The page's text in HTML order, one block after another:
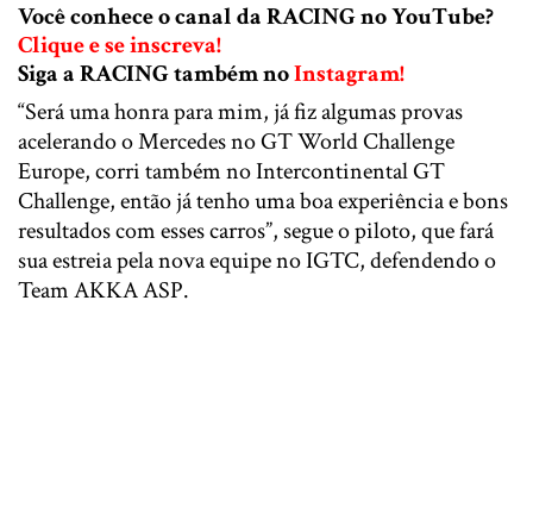
Você conhece o canal da RACING no YouTube?
Clique e se inscreva!
Siga a RACING também noInstagram!
“Será uma honra para mim, já fiz algumas provas
acelerando o Mercedes no GT World Challenge
Europe, corri também no Intercontinental GT
Challenge, então já tenho uma boa experiência e bons
resultados com esses carros”, segue o piloto, que fará
sua estreia pela nova equipe no IGTC, defendendo o
Team AKKA ASP.